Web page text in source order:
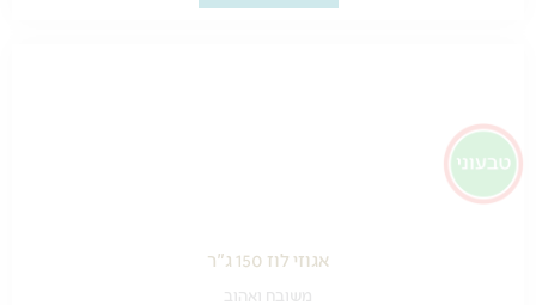
אגוזי לוז 150 ג"ר
משובח ואהוב